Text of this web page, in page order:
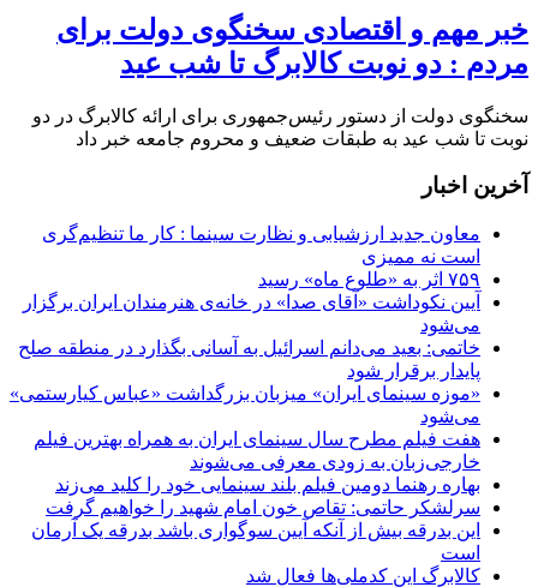
خبر مهم و اقتصادی سخنگوی دولت برای
مردم : دو نوبت کالابرگ تا شب عید
سخنگوی دولت از دستور رئیس‌جمهوری برای ارائه کالابرگ در دو
نوبت تا شب عید به طبقات ضعیف و محروم جامعه خبر داد
آخرین اخبار
معاون جدید ارزشیابی و نظارت سینما : کار ما تنظیم‌گری
است نه ممیزی
۷۵۹ اثر به «طلوع ماه» رسید
آیین نکوداشت «آقای صدا» در خانه‌ی هنرمندان ایران برگزار
می‌شود
خاتمی: بعید می‌دانم اسرائیل به آسانی بگذارد در منطقه صلح
پایدار برقرار شود
«موزه سینمای ایران» میزبان بزرگداشت «عباس کیارستمی»
می‌شود
هفت فیلم مطرح سال سینمای ایران به همراه بهترین فیلم
خارجی‌زبان به زودی معرفی می‌شوند
بهاره رهنما دومین فیلم بلند سینمایی خود را کلید می‌زند
سرلشکر حاتمی: تقاص خون امام شهید را خواهیم گرفت
این بدرقه بیش از آنکه آیین سوگواری باشد بدرقه یک آرمان
است
کالابرگ این کدملی‌ها فعال شد